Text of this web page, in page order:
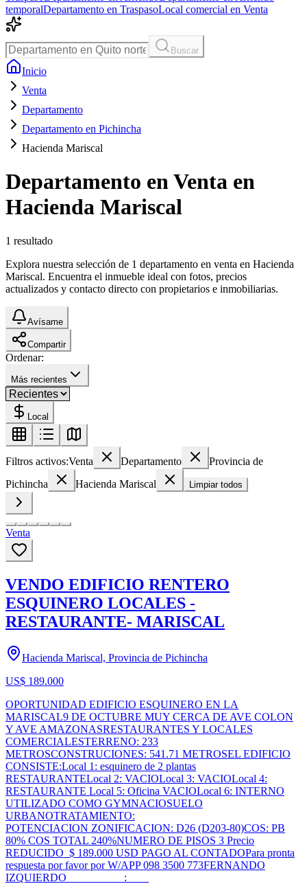
temporalDepartamento en TraspasoLocal comercial en Venta
Buscar
Inicio
Venta
Departamento
Departamento en Pichincha
Hacienda Mariscal
Departamento en Venta en
Hacienda Mariscal
1 resultado
Explora nuestra selección de 1 departamento en venta en Hacienda
Mariscal. Encuentra el inmueble ideal con fotos, precios
actualizados y contacto directo con propietarios e inmobiliarias.
Avísame
Compartir
Ordenar:
Más recientes
Local
Filtros activos:Venta Departamento
Provincia de
Pichincha
Hacienda Mariscal Limpiar todos
Venta
VENDO EDIFICIO RENTERO
ESQUINERO LOCALES -
RESTAURANTE- MARISCAL
Hacienda Mariscal, Provincia de Pichincha
US$ 189.000
OPORTUNIDAD EDIFICIO ESQUINERO EN LA
MARISCAL9 DE OCTUBRE MUY CERCA DE AVE COLON
Y AVE AMAZONASRESTAURANTES Y LOCALES
COMERCIALESTERRENO: 233
METROSCONSTRUCIONES: 541.71 METROSEL EDIFICIO
CONSISTE:Local 1: esquinero de 2 plantas
RESTAURANTELocal 2: VACIOLocal 3: VACIOLocal 4:
RESTAURANTE Local 5: Oficina VACIOLocal 6: INTERNO
UTILIZADO COMO GYMNACIOSUELO
URBANOTRATAMIENTO:
POTENCIACION ZONIFICACION: D26 (D203-80)COS: PB
80% COS TOTAL 240%NUMERO DE PISOS 3 Precio
REDUCIDO $ 189.000 USD PAGO AL CONTADOPara pronta
respuesta por favor por W/APP 098 3500 773FERNANDO
IZQUIERDO :